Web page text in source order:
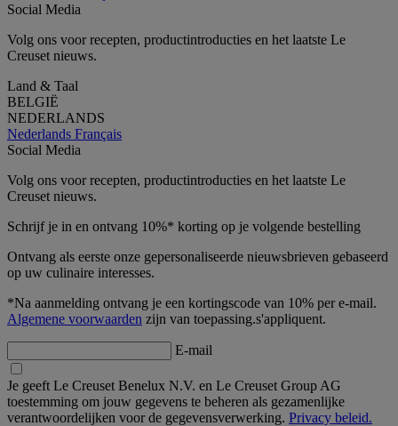
Social Media
Volg ons voor recepten, productintroducties en het laatste Le
Creuset nieuws.
Land & Taal
BELGIË
NEDERLANDS
Nederlands Français
Social Media
Volg ons voor recepten, productintroducties en het laatste Le
Creuset nieuws.
Schrijf je in en ontvang 10%* korting op je volgende bestelling
Ontvang als eerste onze gepersonaliseerde nieuwsbrieven gebaseerd
op uw culinaire interesses.
*Na aanmelding ontvang je een kortingscode van 10% per e-mail.
Algemene voorwaarden zijn van toepassing.s'appliquent.
E-mail
Je geeft Le Creuset Benelux N.V. en Le Creuset Group AG
toestemming om jouw gegevens te beheren als gezamenlijke
verantwoordelijken voor de gegevensverwerking. Privacy beleid.